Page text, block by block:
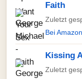
Faith
Zuletzt
Bei
Kissing
Zuletzt